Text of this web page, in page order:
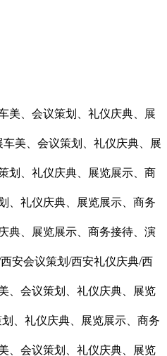
美、会议策划、礼仪庆典、展
车美、会议策划、礼仪庆典、展
划、礼仪庆典、展览展示、商
、礼仪庆典、展览展示、商务
典、展览展示、商务接待、演
安会议策划/西安礼仪庆典/西
、会议策划、礼仪庆典、展览
划、礼仪庆典、展览展示、商务
、会议策划、礼仪庆典、展览